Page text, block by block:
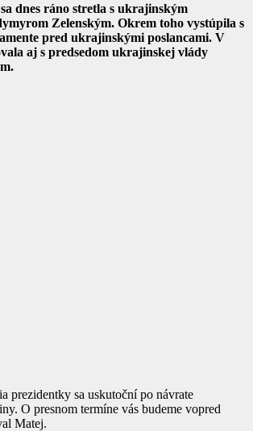
dnes ráno stretla s ukrajinským
Zelenským. Okrem toho vystúpila s
pred ukrajinskými poslancami. V
aj s predsedom ukrajinskej vlády
prezidentky sa uskutoční po návrate
O presnom termíne vás budeme vopred
Matej.